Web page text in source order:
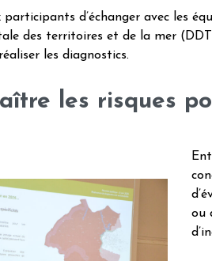
d’échanger avec les
des territoires et de la mer
les diagnostics.
les risques
ou